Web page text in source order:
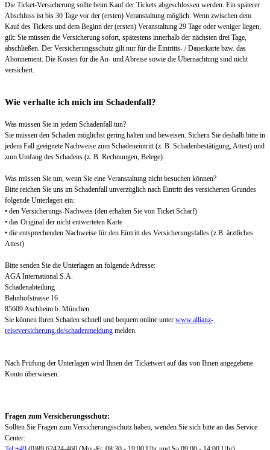
Die Ticket-Versicherung sollte beim Kauf der Tickets abgeschlossen werden. Ein späterer
Abschluss ist bis 30 Tage vor der (ersten) Veranstaltung möglich. Wenn zwischen dem
Kauf des Tickets und dem Beginn der (ersten) Veranstaltung 29 Tage oder weniger liegen,
gilt: Sie müssen die Versicherung sofort, spätestens innerhalb der nächsten drei Tage,
abschließen. Der Versicherungsschutz gilt nur für die Eintritts- / Dauerkarte bzw. das
Abonnement. Die Kosten für die An- und Abreise sowie die Übernachtung sind nicht
versichert.
Wie verhalte ich mich im Schadenfall?
Was müssen Sie in jedem Schadenfall tun?
Sie müssen den Schaden möglichst gering halten und beweisen. Sichern Sie deshalb bitte in
jedem Fall geeignete Nachweise zum Schadeneintritt (z. B. Schadenbestätigung, Attest) und
zum Umfang des Schadens (z. B. Rechnungen, Belege).
Was müssen Sie tun, wenn Sie eine Veranstaltung nicht besuchen können?
Bitte reichen Sie uns im Schadenfall unverzüglich nach Eintritt des versicherten Grundes
folgende Unterlagen ein:
• den Versicherungs-Nachweis (den erhalten Sie von Ticket Scharf)
• das Original der nicht entwerteten Karte
• die entsprechenden Nachweise für den Eintritt des Versicherungsfalles (z.B. ärztliches
Attest)
Bitte senden Sie die Unterlagen an folgende Adresse:
AGA International S.A.
Schadenabteilung
Bahnhofstrasse 16
85609 Aschheim b. München
Sie können Ihren Schaden schnell und bequem online unter www.allianz-
reiseversicherung.de/schadenmeldung melden.
Nach Prüfung der Unterlagen wird Ihnen der Ticketwert auf das von Ihnen angegebene
Konto überwiesen.
Fragen zum Versicherungsschutz:
Sollten Sie Fragen zum Versicherungsschutz haben, wenden Sie sich bitte an das Service
Center: